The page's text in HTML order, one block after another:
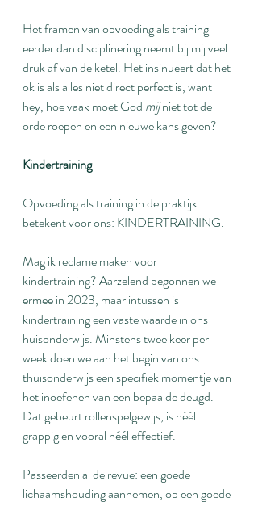
Het framen van opvoeding als training
eerder dan disciplinering neemt bij mij veel
druk af van de ketel. Het insinueert dat het
ok is als alles niet direct perfect is, want
hey, hoe vaak moet God mij niet tot de
orde roepen en een nieuwe kans geven?
Kindertraining
Opvoeding als training in de praktijk
betekent voor ons: KINDERTRAINING.
Mag ik reclame maken voor
kindertraining? Aarzelend begonnen we
ermee in 2023, maar intussen is
kindertraining een vaste waarde in ons
huisonderwijs. Minstens twee keer per
week doen we aan het begin van ons
thuisonderwijs een specifiek momentje van
het inoefenen van een bepaalde deugd.
Dat gebeurt rollenspelgewijs, is héél
grappig en vooral héél effectief.
Passeerden al de revue: een goede
lichaamshouding aannemen, op een goede